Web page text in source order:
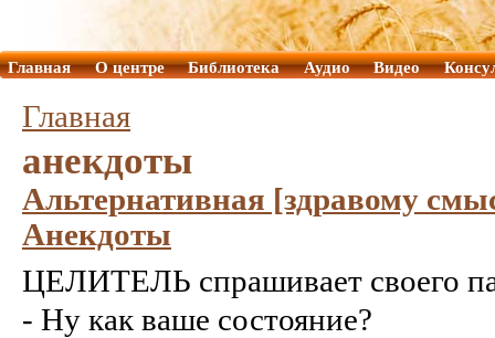
Главная О центре Библиотека Аудио Видео
Главная
анекдоты
Альтернативная [здравому
Анекдоты
ЦЕЛИТЕЛЬ спрашивает своего
- Ну как ваше состояние?